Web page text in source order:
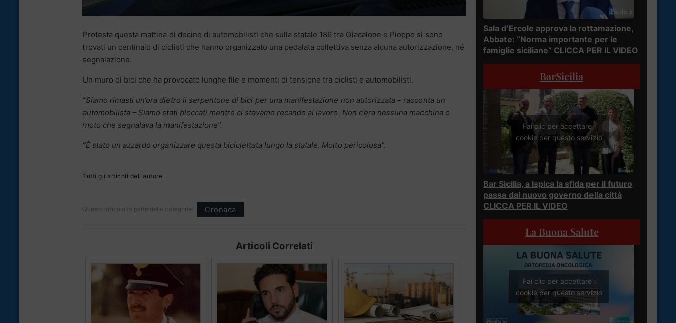
Protesta questa mattina di decine di automobilisti che sulla statale 186 tra Giacalone e Pioppo si sono
trovati un centinaio di ciclisti che hanno organizzato una pedalata collettiva senza alcuna autorizzazione, né
segnalazione.
Un muro di bici che ha provocato lunghe file e momenti di tensione tra ciclisti e automobilisti.
“Siamo rimasti un’ora dietro il serpentone di bici per una manifestazione non autorizzata – racconta un
automobilista – Siamo stati bloccati mentre ci stavamo recando al lavoro. Non c’era nessuna macchina o
moto che segnalava la manifestazione”.
“È stato un azzardo organizzare questa biciclettata lungo la statale. Molto pericolosa”.
Tutti gli articoli dell'autore
Questo articolo fa parte delle categorie: Cronaca
Articoli Correlati
Sala d’Ercole approva la rottamazione,
Abbate: “Norma importante per le
famiglie siciliane” CLICCA PER IL VIDEO
BarSicilia
Fai clic per accettare i
cookie per questo servizio
Bar Sicilia, a Ispica la sfida per il futuro
passa dal nuovo governo della città
CLICCA PER IL VIDEO
La Buona Salute
Fai clic per accettare i
cookie per questo servizio